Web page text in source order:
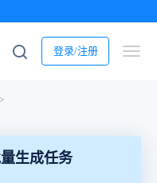
登录/注册
生成任务